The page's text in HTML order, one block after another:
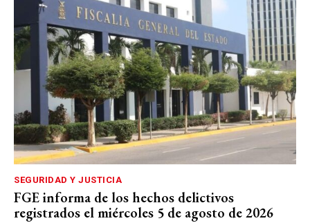
SEGURIDAD Y JUSTICIA
FGE informa de los hechos delictivos
registrados el miércoles 5 de agosto de 2026